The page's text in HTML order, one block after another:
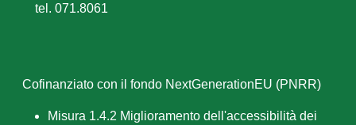
tel. 071.8061
Cofinanziato con il fondo NextGenerationEU (PNRR)
Misura 1.4.2 Miglioramento dell'accessibilità dei